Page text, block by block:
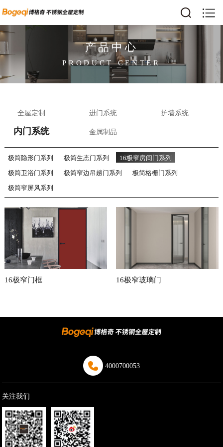
产品中心
PRODUCT CENTER
全屋定制 进门系统 护墙系统
内门系统 金属制品
极简隐形门系列 极简生态门系列 16极窄房间门系列
极简卫浴门系列 极简窄边吊趟门系列 极简格栅门系列
极简窄屏风系列
16极窄门框 16极窄玻璃门
4000700053
关注我们